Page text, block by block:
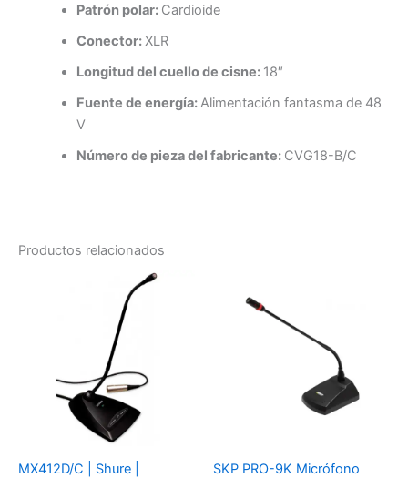
Patrón polar: Cardioide
Conector:XLR
Longitud del cuello de cisne: 18″
Fuente de energía:Alimentación fantasma de 48
V
Número de pieza del fabricante: CVG18-B/C
Productos relacionados
MX412D/C | Shure |
SKP PRO-9K Micrófono